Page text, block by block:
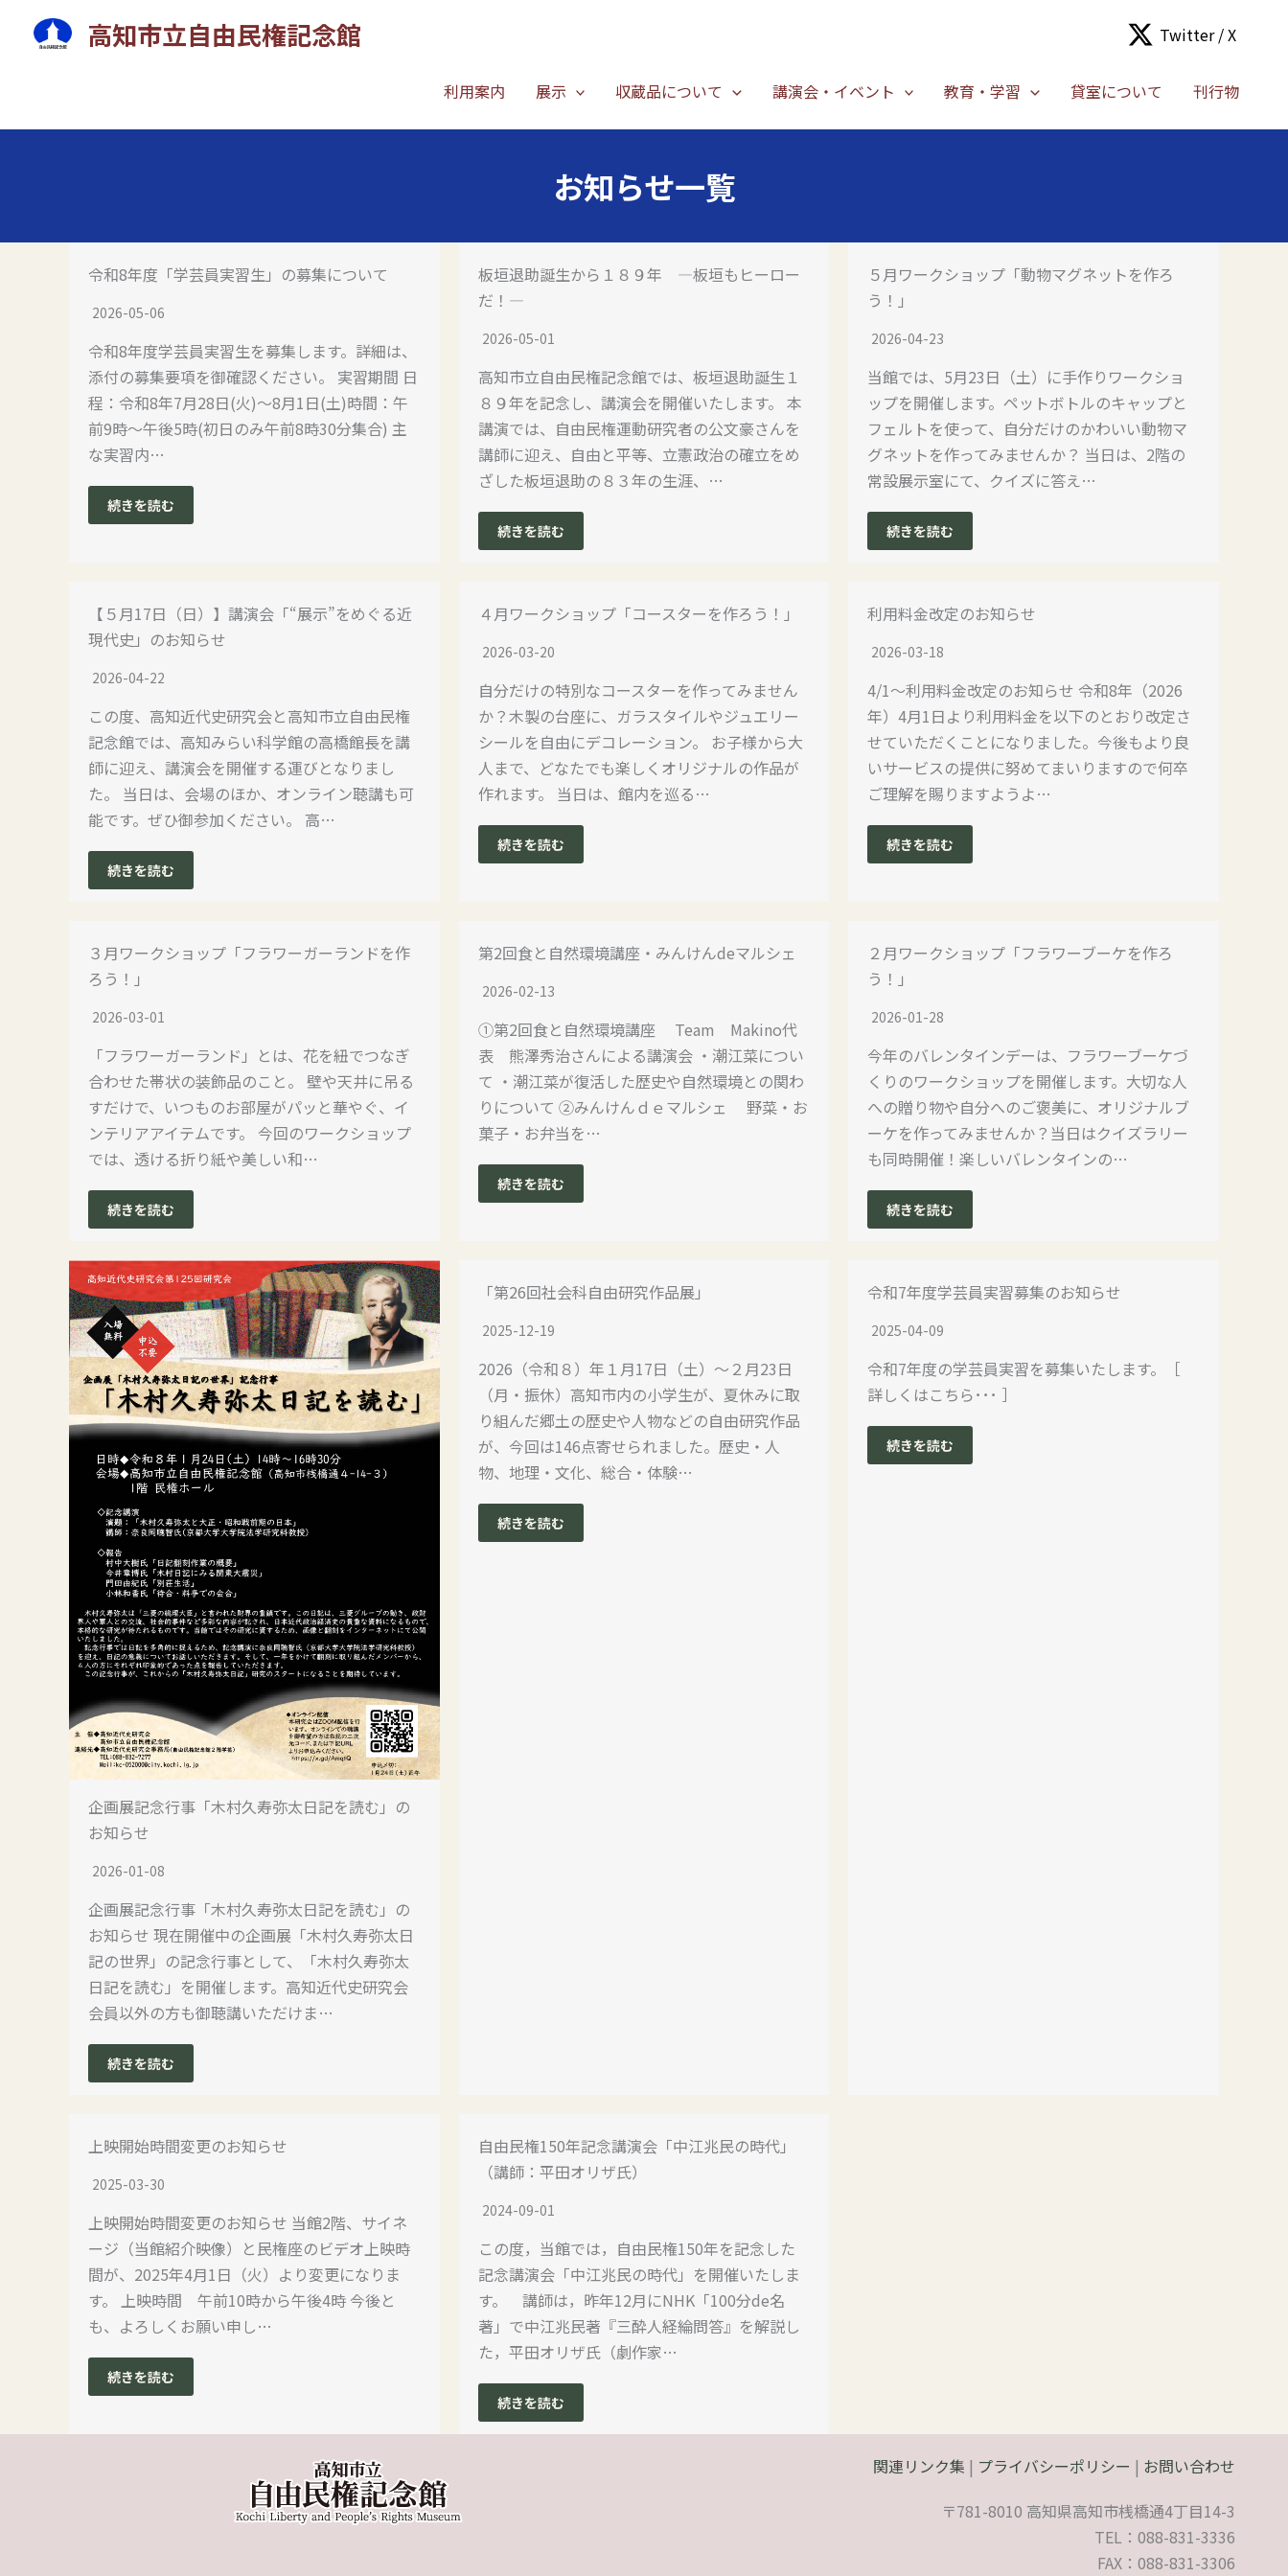
高知市立自由民権記念館 Twitter / X
利用案内 展示 収蔵品について 講演会・イベント 教育・学習 貸室について 刊行物
お知らせ一覧
令和8年度「学芸員実習生」の募集について
2026-05-06
令和8年度学芸員実習生を募集します。詳細は、
添付の募集要項を御確認ください。 実習期間 日
程：令和8年7月28日(火)～8月1日(土)時間：午
前9時～午後5時(初日のみ午前8時30分集合) 主
な実習内…
続きを読む
板垣退助誕生から１８９年 ―板垣もヒーロー
だ！―
2026-05-01
高知市立自由民権記念館では、板垣退助誕生１
８９年を記念し、講演会を開催いたします。 本
講演では、自由民権運動研究者の公文豪さんを
講師に迎え、自由と平等、立憲政治の確立をめ
ざした板垣退助の８３年の生涯、…
続きを読む
５月ワークショップ「動物マグネットを作ろ
う！」
2026-04-23
当館では、5月23日（土）に手作りワークショ
ップを開催します。ペットボトルのキャップと
フェルトを使って、自分だけのかわいい動物マ
グネットを作ってみませんか？ 当日は、2階の
常設展示室にて、クイズに答え…
続きを読む
【５月17日（日）】講演会「“展示”をめぐる近
現代史」のお知らせ
2026-04-22
この度、高知近代史研究会と高知市立自由民権
記念館では、高知みらい科学館の高橋館長を講
師に迎え、講演会を開催する運びとなりまし
た。 当日は、会場のほか、オンライン聴講も可
能です。ぜひ御参加ください。 高…
続きを読む
４月ワークショップ「コースターを作ろう！」
2026-03-20
自分だけの特別なコースターを作ってみません
か？木製の台座に、ガラスタイルやジュエリー
シールを自由にデコレーション。 お子様から大
人まで、どなたでも楽しくオリジナルの作品が
作れます。 当日は、館内を巡る…
続きを読む
利用料金改定のお知らせ
2026-03-18
4/1～利用料金改定のお知らせ 令和8年（2026
年）4月1日より利用料金を以下のとおり改定さ
せていただくことになりました。今後もより良
いサービスの提供に努めてまいりますので何卒
ご理解を賜りますようよ…
続きを読む
３月ワークショップ「フラワーガーランドを作
ろう！」
2026-03-01
「フラワーガーランド」とは、花を紐でつなぎ
合わせた帯状の装飾品のこと。 壁や天井に吊る
すだけで、いつものお部屋がパッと華やぐ、イ
ンテリアアイテムです。 今回のワークショップ
では、透ける折り紙や美しい和…
続きを読む
第2回食と自然環境講座・みんけんdeマルシェ
2026-02-13
①第2回食と自然環境講座 Team Makino代
表 熊澤秀治さんによる講演会 ・潮江菜につい
て ・潮江菜が復活した歴史や自然環境との関わ
りについて ②みんけんｄｅマルシェ 野菜・お
菓子・お弁当を…
続きを読む
２月ワークショップ「フラワーブーケを作ろ
う！」
2026-01-28
今年のバレンタインデーは、フラワーブーケづ
くりのワークショップを開催します。大切な人
への贈り物や自分へのご褒美に、オリジナルブ
ーケを作ってみませんか？当日はクイズラリー
も同時開催！楽しいバレンタインの…
続きを読む
企画展記念行事「木村久寿弥太日記を読む」の
お知らせ
2026-01-08
企画展記念行事「木村久寿弥太日記を読む」の
お知らせ 現在開催中の企画展「木村久寿弥太日
記の世界」の記念行事として、「木村久寿弥太
日記を読む」を開催します。高知近代史研究会
会員以外の方も御聴講いただけま…
続きを読む
「第26回社会科自由研究作品展」
2025-12-19
2026（令和８）年１月17日（土）～２月23日
（月・振休）高知市内の小学生が、夏休みに取
り組んだ郷土の歴史や人物などの自由研究作品
が、今回は146点寄せられました。歴史・人
物、地理・文化、総合・体験…
続きを読む
令和7年度学芸員実習募集のお知らせ
2025-04-09
令和7年度の学芸員実習を募集いたします。［
詳しくはこちら･･･ ］
続きを読む
上映開始時間変更のお知らせ
2025-03-30
上映開始時間変更のお知らせ 当館2階、サイネ
ージ（当館紹介映像）と民権座のビデオ上映時
間が、2025年4月1日（火）より変更になりま
す。 上映時間 午前10時から午後4時 今後と
も、よろしくお願い申し…
続きを読む
自由民権150年記念講演会「中江兆民の時代」
（講師：平田オリザ氏）
2024-09-01
この度，当館では，自由民権150年を記念した
記念講演会「中江兆民の時代」を開催いたしま
す。 講師は，昨年12月にNHK「100分de名
著」で中江兆民著『三酔人経綸問答』を解説し
た，平田オリザ氏（劇作家…
続きを読む
関連リンク集 | プライバシーポリシー | お問い合わせ
〒781-8010 高知県高知市桟橋通4丁目14-3
TEL：088-831-3336
FAX：088-831-3306